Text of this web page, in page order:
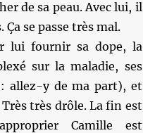
de sa peau. Avec lui, il
se passe très mal.
lui fournir sa dope, la
sur la maladie, ses
allez-y de ma part), et
très drôle. La fin est
Camille est